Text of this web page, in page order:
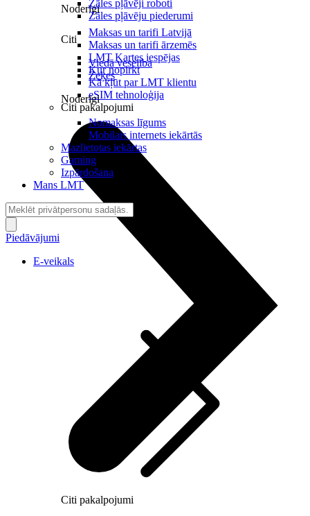
Noderīgi
Maksas un tarifi Latvijā
Maksas un tarifi ārzemēs
LMT Kartes iespējas
Kur nopirkt
Kā kļūt par LMT klientu
eSIM tehnoloģija
Citi pakalpojumi
Citi pakalpojumi
Zāles pļāvēji roboti
Zāles pļāvēju piederumi
Citi
Viedā veselība
Zeķes
Noderīgi
Nomaksas līgums
Mobilais internets iekārtās
Mazlietotas iekārtas
Gaming
Izpārdošana
Mans LMT
Piedāvājumi
E-veikals